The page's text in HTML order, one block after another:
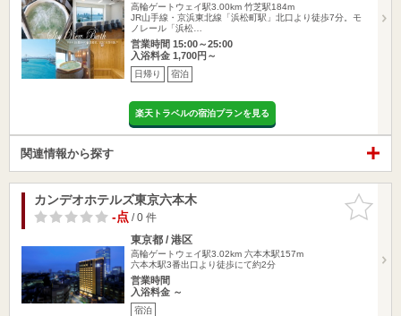
高輪ゲートウェイ駅3.00km 竹芝駅184m
JR山手線・京浜東北線「浜松町駅」北口より徒歩7分。モ
ノレール「浜松…
営業時間 15:00～25:00
入浴料金 1,700円～
日帰り 宿泊
楽天トラベルの宿泊プランを見る
関連情報から探す
お気に入
りに追加
カンデオホテルズ東京六本木
-点/ 0 件
東京都 / 港区
高輪ゲートウェイ駅3.02km 六本木駅157m
六本木駅3番出口より徒歩にて約2分
営業時間
入浴料金 ～
宿泊